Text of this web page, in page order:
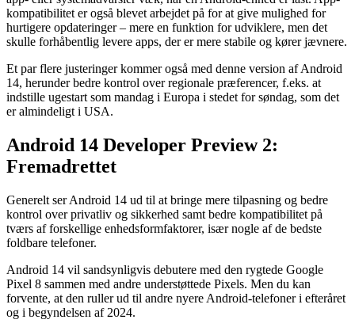
kompatibilitet er også blevet arbejdet på for at give mulighed for
hurtigere opdateringer – mere en funktion for udviklere, men det
skulle forhåbentlig levere apps, der er mere stabile og kører jævnere.
Et par flere justeringer kommer også med denne version af Android
14, herunder bedre kontrol over regionale præferencer, f.eks. at
indstille ugestart som mandag i Europa i stedet for søndag, som det
er almindeligt i USA.
Android 14 Developer Preview 2:
Fremadrettet
Generelt ser Android 14 ud til at bringe mere tilpasning og bedre
kontrol over privatliv og sikkerhed samt bedre kompatibilitet på
tværs af forskellige enhedsformfaktorer, især nogle af de bedste
foldbare telefoner.
Android 14 vil sandsynligvis debutere med den rygtede Google
Pixel 8 sammen med andre understøttede Pixels. Men du kan
forvente, at den ruller ud til andre nyere Android-telefoner i efteråret
og i begyndelsen af 2024.